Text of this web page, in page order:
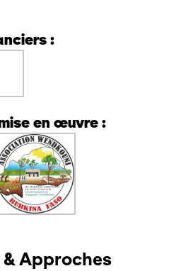
:
en œuvre :
& Approches